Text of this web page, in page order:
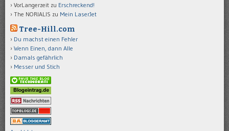
VorLangerzeit zu Erschreckend!
The NORIALIS zu Mein LaserJet
Tree-Hill.com
Du machst einen Fehler
Wenn Einen, dann Alle
Damals gefährlich
Messer und Stich